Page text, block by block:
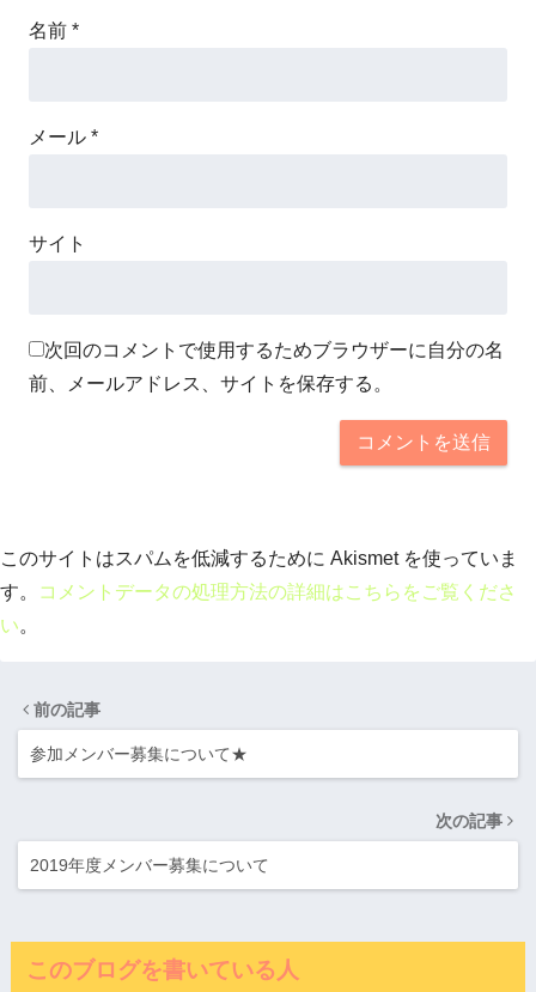
名前 *
メール *
サイト
次回のコメントで使用するためブラウザーに自分の名
前、メールアドレス、サイトを保存する。
このサイトはスパムを低減するために Akismet を使っていま
す。
コメントデータの処理方法の詳細はこちらをご覧くださ
い。
前の記事
参加メンバー募集について★
次の記事
2019年度メンバー募集について
このブログを書いている人